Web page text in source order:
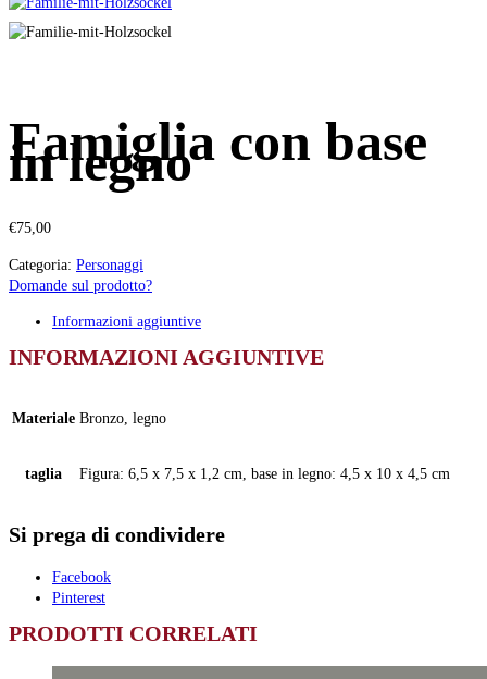
Famiglia con base
in legno
€75,00
Categoria: Personaggi
Domande sul prodotto?
Informazioni aggiuntive
INFORMAZIONI AGGIUNTIVE
Materiale Bronzo, legno
taglia Figura: 6,5 x 7,5 x 1,2 cm, base in legno: 4,5 x 10 x 4,5 cm
Si prega di condividere
Facebook
Pinterest
PRODOTTI CORRELATI